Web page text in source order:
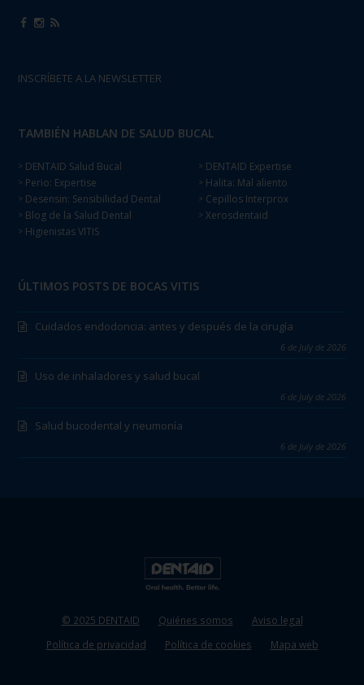
INSCRÍBETE A LA NEWSLETTER
TAMBIÉN HABLAN DE SALUD BUCAL
> DENTAID Salud Bucal
> Perio: Expertise
> Desensin: Sensibilidad Dental
> Blog de la Salud Dental
> Higienistas VITIS
> DENTAID Expertise
> Halita: Mal aliento
> Cepillos Interprox
> Xerosdentaid
ÚLTIMOS POSTS DE BOCAS VITIS
Cuidados endodoncia: antes y después de la cirugía
6 de July de 2026
Uso de inhaladores y salud bucal
6 de July de 2026
Salud bucodental y neumonía
6 de July de 2026
© 2025 DENTAID Quiénes somos
Aviso legal
Política de privacidad
Política de cookies Mapa web